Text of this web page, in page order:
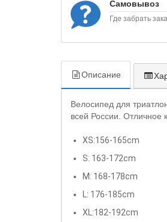
Самовывоз
Где забрать
Описание
Велосипед для
всей России. Отличное
XS:156-165cm
S: 163-172cm
M: 168-178cm
L: 176-185cm
XL:182-192cm